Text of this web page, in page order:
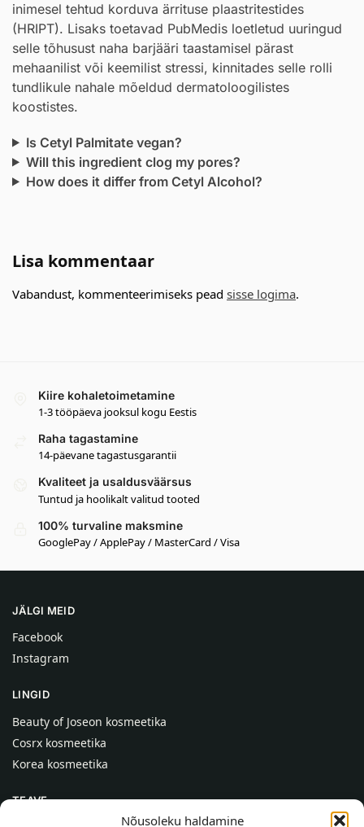
Nõusoleku haldamine
inimesel tehtud korduva ärrituse plaastritestides
(HRIPT). Lisaks toetavad PubMedis loetletud uuringud
selle tõhusust naha barjääri taastamisel pärast
mehaanilist või keemilist stressi, kinnitades selle rolli
tundlikule nahale mõeldud dermatoloogilistes
koostistes.
Is Cetyl Palmitate vegan?
Will this ingredient clog my pores?
How does it differ from Cetyl Alcohol?
Lisa kommentaar
Vabandust, kommenteerimiseks pead sisse logima.
Kiire kohaletoimetamine
1-3 tööpäeva jooksul kogu Eestis
Raha tagastamine
14-päevane tagastusgarantii
Kvaliteet ja usaldusväärsus
Tuntud ja hoolikalt valitud tooted
100% turvaline maksmine
GooglePay / ApplePay / MasterCard / Visa
JÄLGI MEID
Facebook
Instagram
LINGID
Beauty of Joseon kosmeetika
Cosrx kosmeetika
Korea kosmeetika
TEAVE